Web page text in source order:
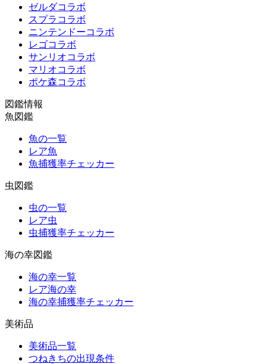
ゼルダコラボ
スプラコラボ
ニンテンドーコラボ
レゴコラボ
サンリオコラボ
マリオコラボ
ポケ森コラボ
図鑑情報
魚図鑑
魚の一覧
レア魚
魚捕獲率チェッカー
虫図鑑
虫の一覧
レア虫
虫捕獲率チェッカー
海の幸図鑑
海の幸一覧
レア海の幸
海の幸捕獲率チェッカー
美術品
美術品一覧
つねきちの出現条件